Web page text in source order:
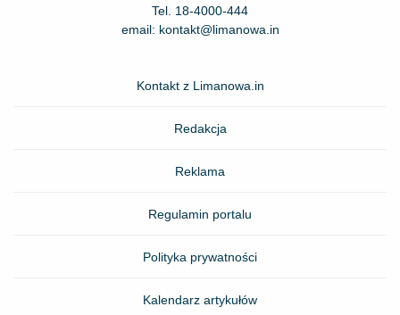
Tel. 18-4000-444
email: kontakt@limanowa.in
Kontakt z Limanowa.in
Redakcja
Reklama
Regulamin portalu
Polityka prywatności
Kalendarz artykułów